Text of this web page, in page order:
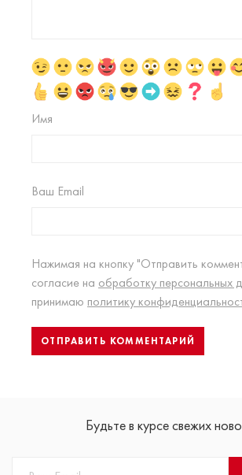
Имя
Ваш Email
Нажимая на кнопку "Отправить
согласие на обработку персональных
принимаю политику
Будьте в курсе свежих